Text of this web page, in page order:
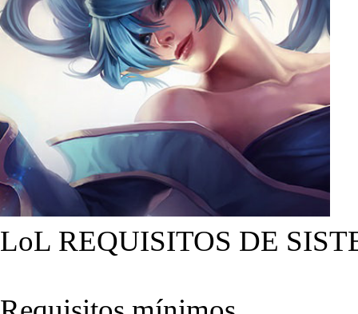
LoL REQUISITOS DE